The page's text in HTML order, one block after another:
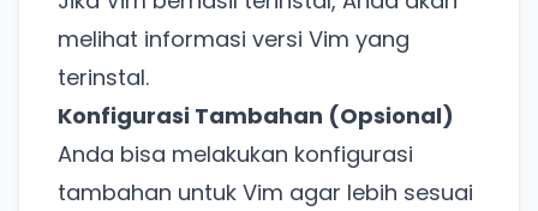
melihat informasi versi Vim yang
terinstal.
Konfigurasi Tambahan (Opsional)
Anda bisa melakukan konfigurasi
tambahan untuk Vim agar lebih sesuai